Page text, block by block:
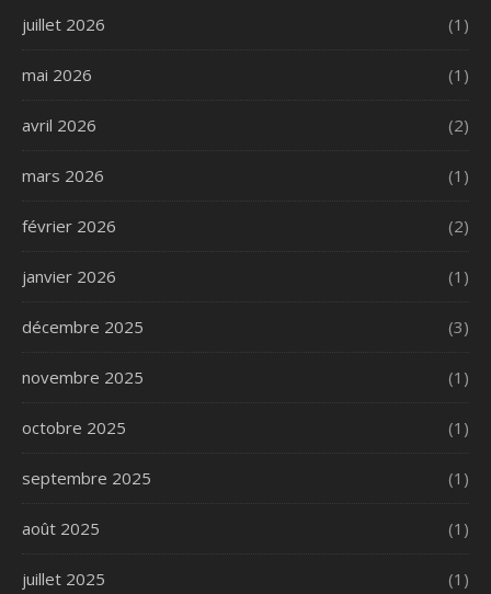
juillet 2026 (1)
mai 2026 (1)
avril 2026 (2)
mars 2026 (1)
février 2026 (2)
janvier 2026 (1)
décembre 2025 (3)
novembre 2025 (1)
octobre 2025 (1)
septembre 2025 (1)
août 2025 (1)
juillet 2025 (1)